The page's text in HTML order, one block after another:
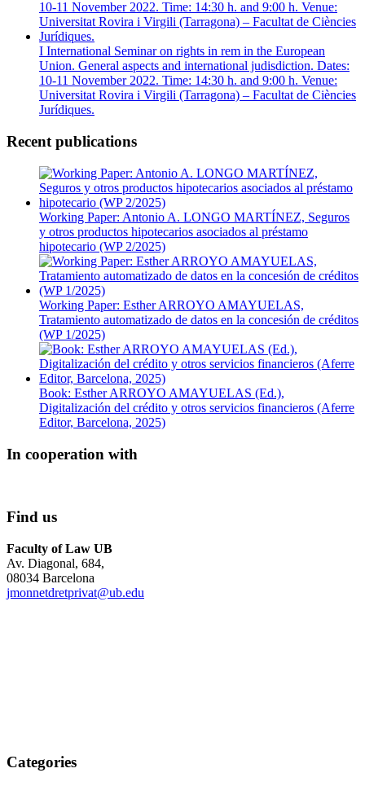
I International Seminar on rights in rem in the European
Union. General aspects and international judisdiction. Dates:
10-11 November 2022. Time: 14:30 h. and 9:00 h. Venue:
Universitat Rovira i Virgili (Tarragona) – Facultat de Ciències
Jurídiques.
Recent publications
Working Paper: Antonio A. LONGO MARTÍNEZ, Seguros
y otros productos hipotecarios asociados al préstamo
hipotecario (WP 2/2025)
Working Paper: Esther ARROYO AMAYUELAS,
Tratamiento automatizado de datos en la concesión de créditos
(WP 1/2025)
Book: Esther ARROYO AMAYUELAS (Ed.),
Digitalización del crédito y otros servicios financieros (Aferre
Editor, Barcelona, 2025)
In cooperation with
Find us
Faculty of Law UB
Av. Diagonal, 684,
08034 Barcelona
jmonnetdretprivat@ub.edu
Categories